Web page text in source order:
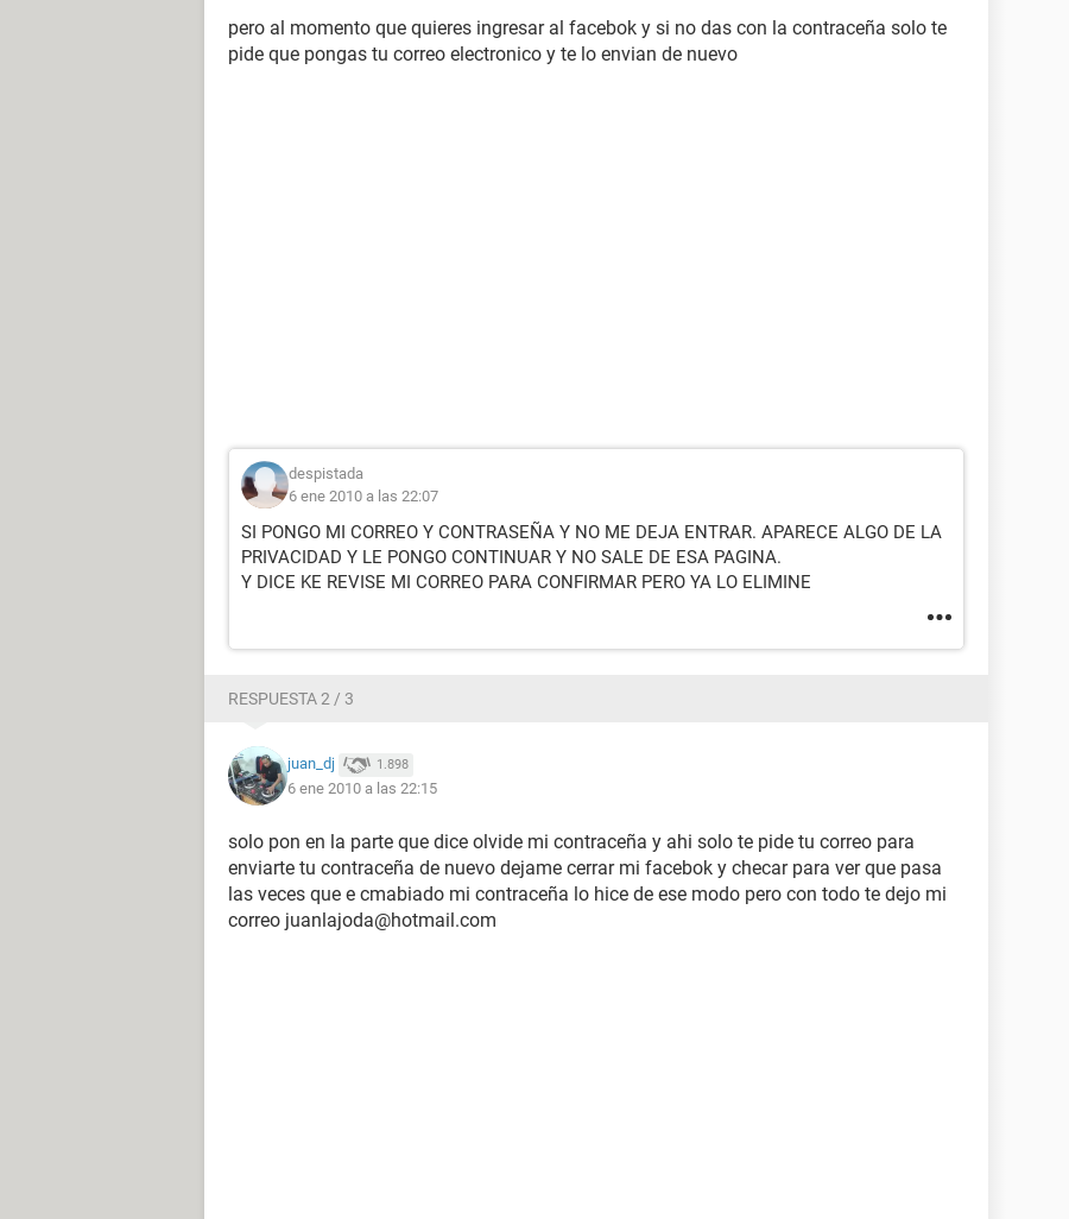
pero al momento que quieres ingresar al facebok y si no das con la contraceña solo te
pide que pongas tu correo electronico y te lo envian de nuevo
despistada
6 ene 2010 a las 22:07
SI PONGO MI CORREO Y CONTRASEÑA Y NO ME DEJA ENTRAR. APARECE ALGO DE LA
PRIVACIDAD Y LE PONGO CONTINUAR Y NO SALE DE ESA PAGINA.
Y DICE KE REVISE MI CORREO PARA CONFIRMAR PERO YA LO ELIMINE
RESPUESTA 2 / 3
juan_dj 1.898
6 ene 2010 a las 22:15
solo pon en la parte que dice olvide mi contraceña y ahi solo te pide tu correo para
enviarte tu contraceña de nuevo dejame cerrar mi facebok y checar para ver que pasa
las veces que e cmabiado mi contraceña lo hice de ese modo pero con todo te dejo mi
correo juanlajoda@hotmail.com